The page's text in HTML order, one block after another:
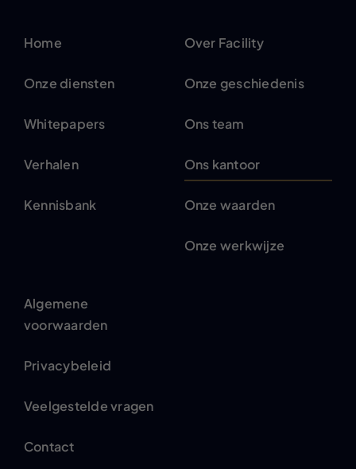
Home
Onze diensten
Whitepapers
Verhalen
Kennisbank
Over Facility
Onze geschiedenis
Ons team
Ons kantoor
Onze waarden
Onze werkwijze
Algemene
voorwaarden
Privacybeleid
Veelgestelde vragen
Contact